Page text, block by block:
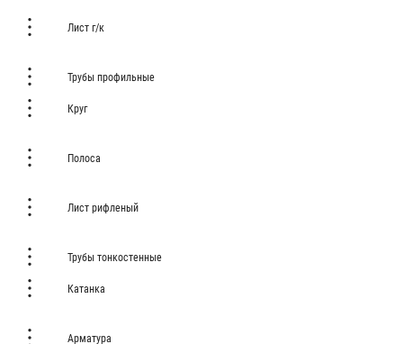
Лист г/к
Трубы профильные
Круг
Полоса
Лист рифленый
Трубы тонкостенные
Катанка
Арматура